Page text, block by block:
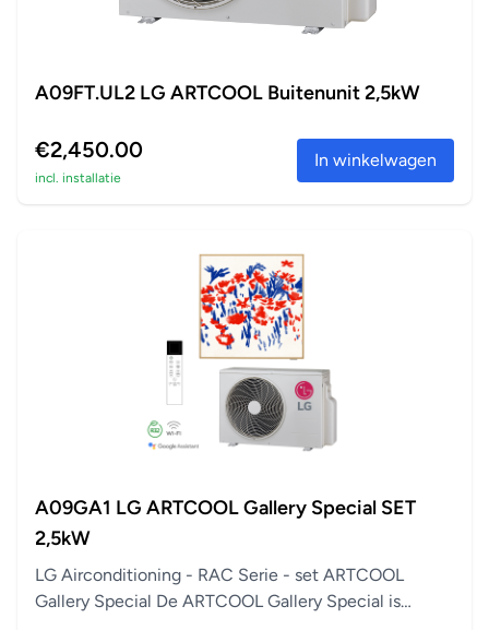
A09FT.UL2 LG ARTCOOL Buitenunit 2,5kW
€2,450.00
incl. installatie
In winkelwagen
A09GA1 LG ARTCOOL Gallery Special SET
2,5kW
LG Airconditioning - RAC Serie - set ARTCOOL
Gallery Special De ARTCOOL Gallery Special is